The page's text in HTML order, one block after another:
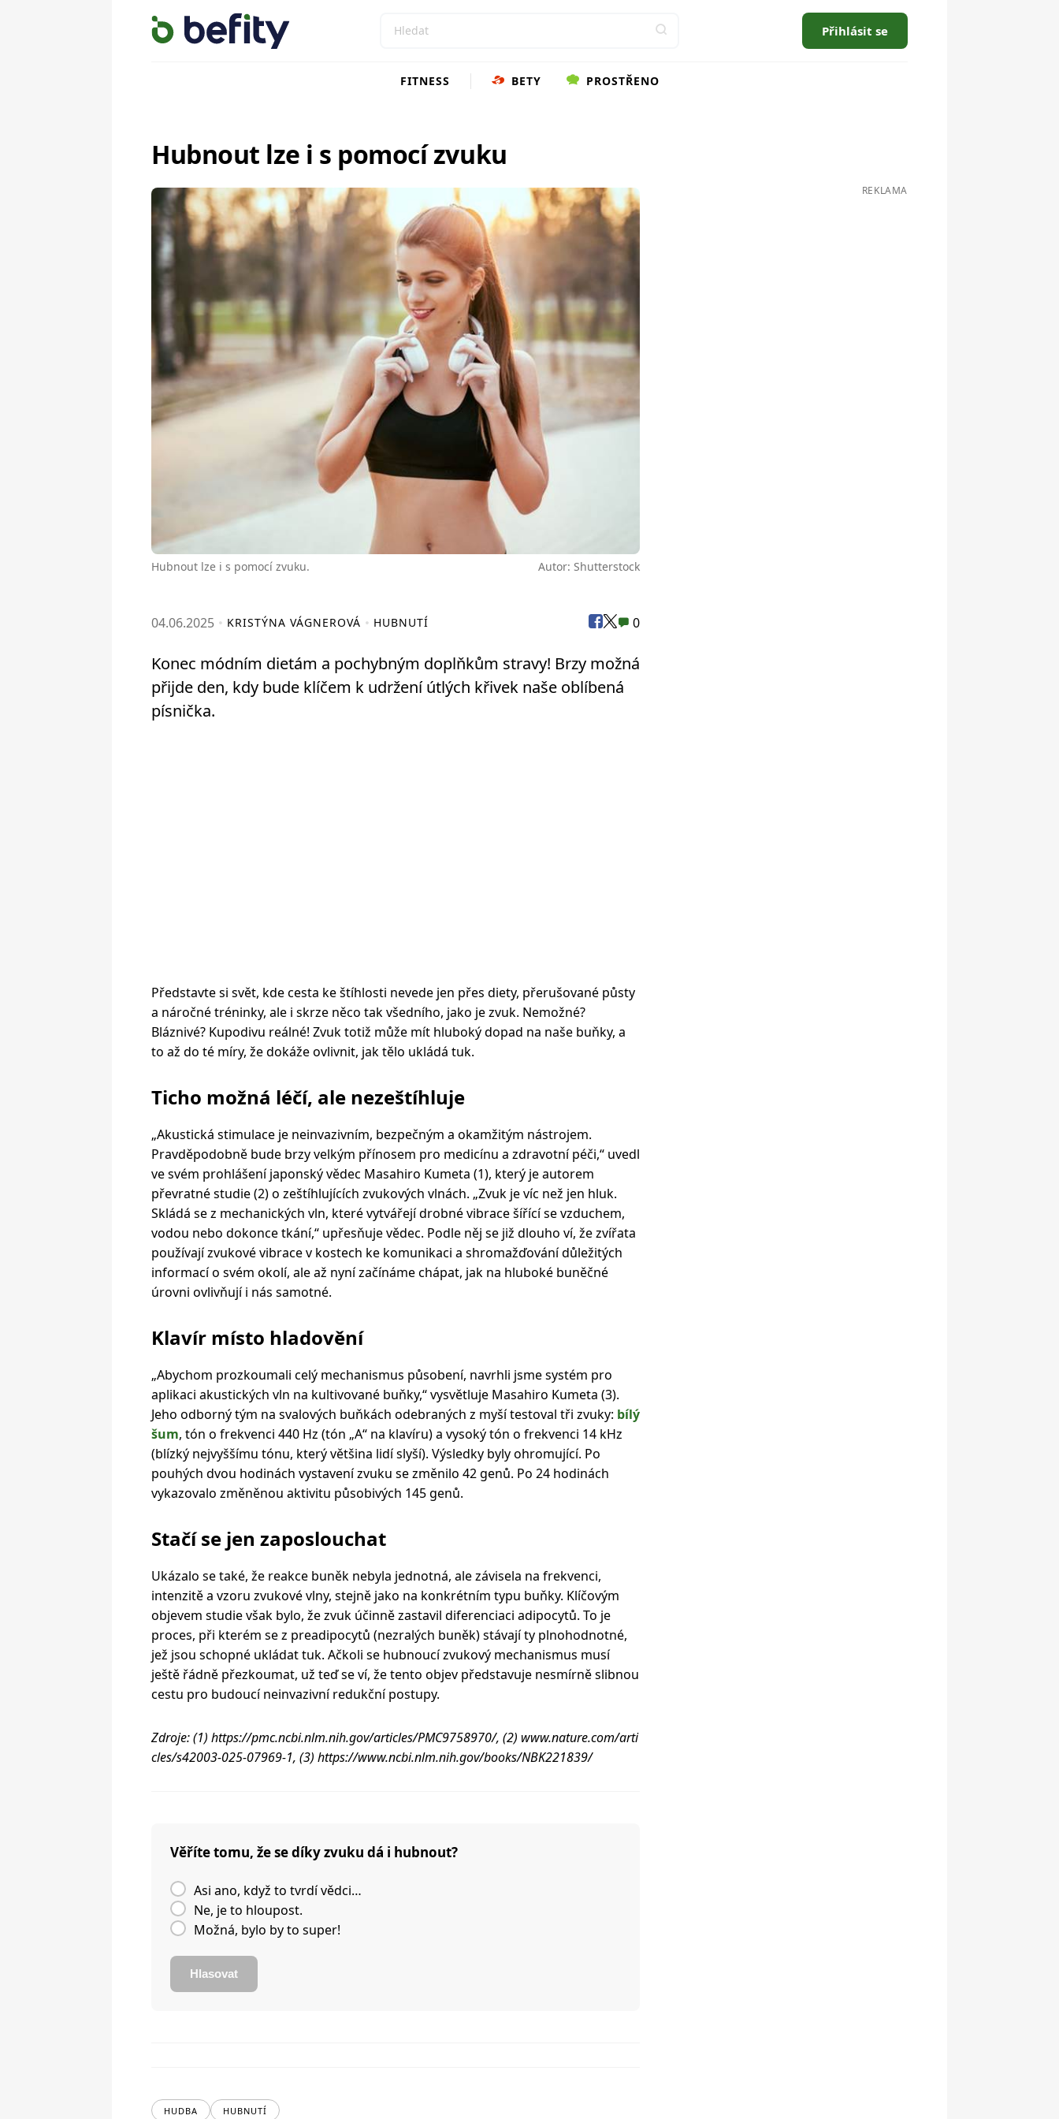
Přihlásit se
FITNESS BETY PROSTŘENO
Hubnout lze i s pomocí zvuku
Hubnout lze i s pomocí zvuku. Autor: Shutterstock
04.06.2025 KRISTÝNA VÁGNEROVÁ HUBNUTÍ 0
Konec módním dietám a pochybným doplňkům stravy! Brzy možná
přijde den, kdy bude klíčem k udržení útlých křivek naše oblíbená
písnička.
Představte si svět, kde cesta ke štíhlosti nevede jen přes diety, přerušované půsty
a náročné tréninky, ale i skrze něco tak všedního, jako je zvuk. Nemožné?
Bláznivé? Kupodivu reálné! Zvuk totiž může mít hluboký dopad na naše buňky, a
to až do té míry, že dokáže ovlivnit, jak tělo ukládá tuk.
Ticho možná léčí, ale nezeštíhluje
„Akustická stimulace je neinvazivním, bezpečným a okamžitým nástrojem.
Pravděpodobně bude brzy velkým přínosem pro medicínu a zdravotní péči,“ uvedl
ve svém prohlášení japonský vědec Masahiro Kumeta (1), který je autorem
převratné studie (2) o zeštíhlujících zvukových vlnách. „Zvuk je víc než jen hluk.
Skládá se z mechanických vln, které vytvářejí drobné vibrace šířící se vzduchem,
vodou nebo dokonce tkání,“ upřesňuje vědec. Podle něj se již dlouho ví, že zvířata
používají zvukové vibrace v kostech ke komunikaci a shromažďování důležitých
informací o svém okolí, ale až nyní začínáme chápat, jak na hluboké buněčné
úrovni ovlivňují i nás samotné.
Klavír místo hladovění
„Abychom prozkoumali celý mechanismus působení, navrhli jsme systém pro
aplikaci akustických vln na kultivované buňky,“ vysvětluje Masahiro Kumeta (3).
Jeho odborný tým na svalových buňkách odebraných z myší testoval tři zvuky: bílý
šum, tón o frekvenci 440 Hz (tón „A“ na klavíru) a vysoký tón o frekvenci 14 kHz
(blízký nejvyššímu tónu, který většina lidí slyší). Výsledky byly ohromující. Po
pouhých dvou hodinách vystavení zvuku se změnilo 42 genů. Po 24 hodinách
vykazovalo změněnou aktivitu působivých 145 genů.
Stačí se jen zaposlouchat
Ukázalo se také, že reakce buněk nebyla jednotná, ale závisela na frekvenci,
intenzitě a vzoru zvukové vlny, stejně jako na konkrétním typu buňky. Klíčovým
objevem studie však bylo, že zvuk účinně zastavil diferenciaci adipocytů. To je
proces, při kterém se z preadipocytů (nezralých buněk) stávají ty plnohodnotné,
jež jsou schopné ukládat tuk. Ačkoli se hubnoucí zvukový mechanismus musí
ještě řádně přezkoumat, už teď se ví, že tento objev představuje nesmírně slibnou
cestu pro budoucí neinvazivní redukční postupy.
Zdroje: (1) https://pmc.ncbi.nlm.nih.gov/articles/PMC9758970/, (2) www.nature.com/arti
cles/s42003-025-07969-1, (3) https://www.ncbi.nlm.nih.gov/books/NBK221839/
Věříte tomu, že se díky zvuku dá i hubnout?
Asi ano, když to tvrdí vědci…
Ne, je to hloupost.
Možná, bylo by to super!
Hlasovat
HUDBA HUBNUTÍ
REKLAMA